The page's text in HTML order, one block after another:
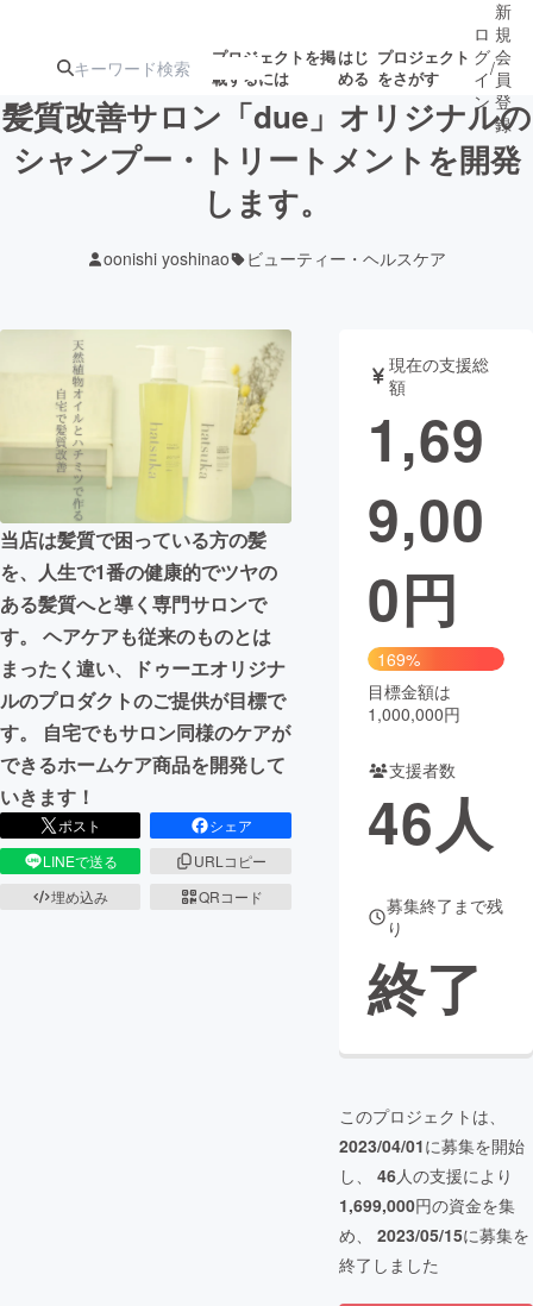
プロジェクトを掲
載するには
はじ
める
プロジェクト
をさがす
注目の新着プロ募集終了が近いプ
テクノロジー・ガジェット
映像・映画 書籍・雑誌
ビジネス・起業 チャレンジ
まちづくり・地域活性化
CAMPFIRE for Social Good
CAMPFIRE Creation
CAMPFIREふるさと納税
コミュニティ
ロ
グ
イ
ン
/
新
規
会
員
登
録
髪質改善サロン「due」オリジナルの
シャンプー・トリートメントを開発
します。
oonishi yoshinao ビューティー・ヘルスケア
当店は髪質で困っている方の髪
を、人生で1番の健康的でツヤの
ある髪質へと導く専門サロンで
す。 ヘアケアも従来のものとは
まったく違い、ドゥーエオリジナ
ルのプロダクトのご提供が目標で
す。 自宅でもサロン同様のケアが
できるホームケア商品を開発して
いきます！
ポスト
シェア
LINEで送る
URLコピー
埋め込み
QRコード
現在の支援総
額
1,69
9,00
0円
169%
目標金額は
1,000,000円
支援者数
46人
募集終了まで残
り
終了
このプロジェクトは、
2023/04/01に募集を開始
し、 46人の支援により
1,699,000円の資金を集
め、 2023/05/15に募集を
終了しました